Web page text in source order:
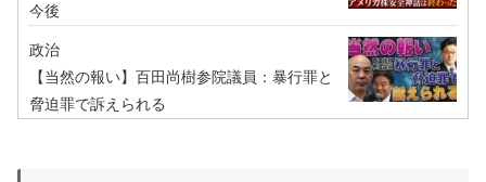
今後
政治
【当然の報い】百田尚樹参院議員：暴行罪と
脅迫罪で訴えられる